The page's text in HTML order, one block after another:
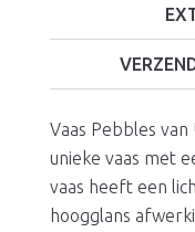
Vaas Pebbles
unieke vaas met
vaas heeft een
hoogglans